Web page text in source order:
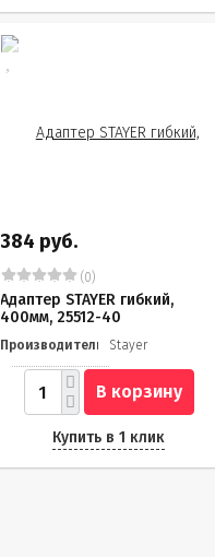
384 руб.
(0)
Адаптер STAYER гибкий,
400мм, 25512-40
Производитель Stayer
В корзину
Купить в 1 клик